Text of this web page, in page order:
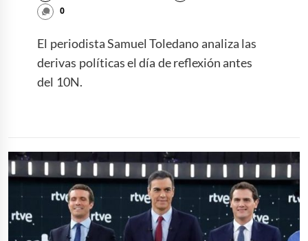
0
El periodista Samuel Toledano analiza las
derivas políticas el día de reflexión antes
del 10N.